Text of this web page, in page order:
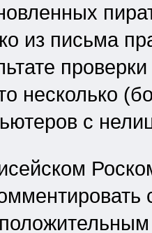
из письма
несколько
с